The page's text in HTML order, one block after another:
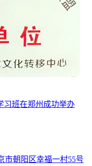
习班在郑州成功举办
市朝阳区幸福一村55号